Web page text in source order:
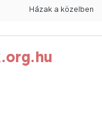
Házak a közelben